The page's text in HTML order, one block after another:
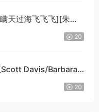
过海飞飞飞][朱莉·
字幕]
20
Davis/Barbara
20